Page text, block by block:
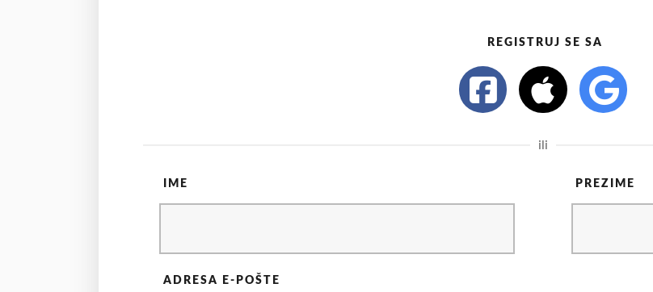
REGISTRUJ SE SA
ili
IME PREZIME
ADRESA E-POŠTE